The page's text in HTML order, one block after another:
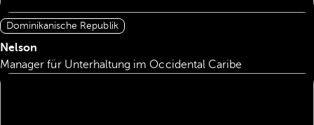
Dominikanische Republik
Nelson
Manager für Unterhaltung im Occidental Caribe